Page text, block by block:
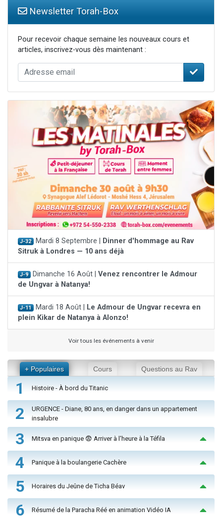
Newsletter Torah-Box
Pour recevoir chaque semaine les nouveaux cours et
articles, inscrivez-vous dès maintenant :
J-32 Mardi 8 Septembre |
Dinner d'hommage au Rav
Sitruk à Londres — 10 ans déjà
J-9 Dimanche 16 Août | Venez rencontrer le Admour
de Ungvar à Natanya!
J-11 Mardi 18 Août |
Le Admour de Ungvar recevra en
plein Kikar de Natanya à Alonzo!
Voir tous les événements à venir
+ Populaires Cours Questions au Rav
1 Histoire - À bord du Titanic
2
URGENCE - Diane, 80 ans, en danger dans un appartement
insalubre
3 Mitsva en panique 😨 Arriver à l'heure à la Téfila
4 Panique à la boulangerie Cachère
5 Horaires du Jeûne de Ticha Béav
6 Résumé de la Paracha Réé en animation Vidéo IA